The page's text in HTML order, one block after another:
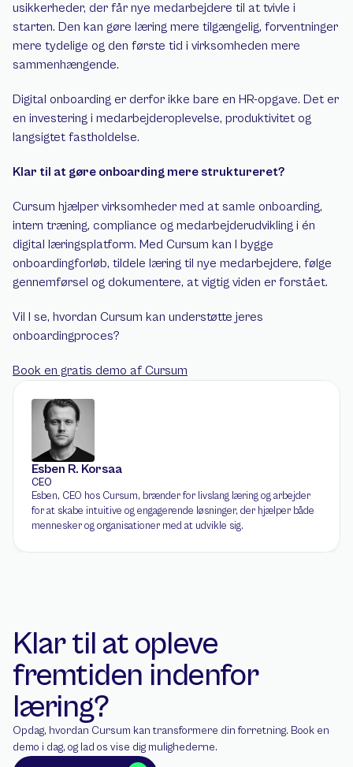
Esben R. Korsaa
CEO
Esben, CEO hos Cursum, brænder for livslang læring og arbejder
for at skabe intuitive og engagerende løsninger, der hjælper både
mennesker og organisationer med at udvikle sig.
usikkerheder, der får nye medarbejdere til at tvivle i
starten. Den kan gøre læring mere tilgængelig, forventninger
mere tydelige og den første tid i virksomheden mere
sammenhængende.
Digital onboarding er derfor ikke bare en HR-opgave. Det er
en investering i medarbejderoplevelse, produktivitet og
langsigtet fastholdelse.
Klar til at gøre onboarding mere struktureret?
Cursum hjælper virksomheder med at samle onboarding,
intern træning, compliance og medarbejderudvikling i én
digital læringsplatform. Med Cursum kan I bygge
onboardingforløb, tildele læring til nye medarbejdere, følge
gennemførsel og dokumentere, at vigtig viden er forstået.
Vil I se, hvordan Cursum kan understøtte jeres
onboardingproces?
Book en gratis demo af Cursum
Klar til at opleve
fremtiden indenfor
læring?
Opdag, hvordan Cursum kan transformere din forretning. Book en
demo i dag, og lad os vise dig mulighederne.
Book en demo nu